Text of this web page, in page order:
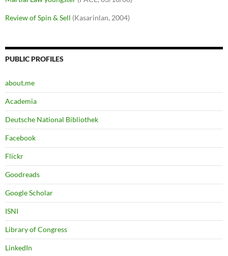
Review of Spin & Sell (Kasarinlan, 2004)
PUBLIC PROFILES
about.me
Academia
Deutsche National Bibliothek
Facebook
Flickr
Goodreads
Google Scholar
ISNI
Library of Congress
LinkedIn